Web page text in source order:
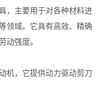
主要用于对各种材料进
领域。它具有高效、精确
动强度。
，它提供动力驱动剪刀